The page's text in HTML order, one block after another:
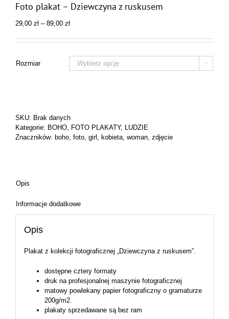
Foto plakat – Dziewczyna z ruskusem
29,00 zł – 89,00 złZakres
od
89,00 zł
Rozmiar 
SKU: Brak danych
Kategorie: BOHO, FOTO PLAKATY, LUDZIE
Znaczników: boho, foto, girl , kobieta, woman, zdjęcie
Opis
Informacje dodatkowe
Opis
Plakat z kolekcji fotograficznej „Dziewczyna z ruskusem”.
dostępne cztery formaty
druk na profesjonalnej maszynie fotograficznej
matowy powlekany papier fotograficzny o gramaturze
200g/m2.
plakaty sprzedawane są bez ram